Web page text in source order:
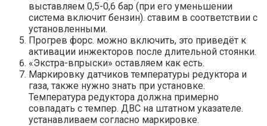
выставляем 0,5-0,6 бар (при его уменьшении
система включит бензин). ставим в соответствии с
установленными.
Прогрев форс. можно включить, это приведёт к
активации инжекторов после длительной стоянки.
«Экстра-впрыски» оставляем как есть.
Маркировку датчиков температуры редуктора и
газа, также нужно знать при установке.
Температура редуктора должна примерно
совпадать с темпер. ДВС на штатном указателе.
устанавливаем согласно маркировке.